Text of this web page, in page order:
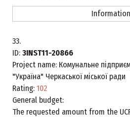
Information
33.
ID: 3INST11-20866
Project name: Комунальне
"Україна" Черкаської міської ради
Rating: 102
General budget:
The requested amount from the